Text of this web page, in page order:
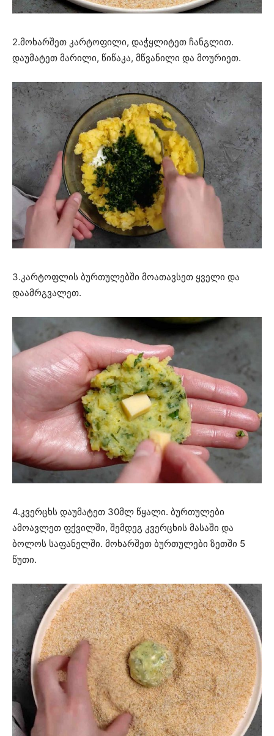
2.მოხარშეთ კარტოფილი, დაჭყლიტეთ ჩანგლით.
დაუმატეთ მარილი, წიწაკა, მწვანილი და მოურიეთ.
3.კარტოფლის ბურთულებში მოათავსეთ ყველი და
დაამრგვალეთ.
4.კვერცხს დაუმატეთ 30მლ წყალი. ბურთულები
ამოავლეთ ფქვილში, შემდეგ კვერცხის მასაში და
ბოლოს საფანელში. მოხარშეთ ბურთულები ზეთში 5
წუთი.